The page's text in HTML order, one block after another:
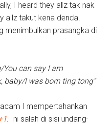
I heard they allz tak nak
allz takut kena denda.
menimbulkan prasangka di
You can say I am
baby/I was born ting tong”
I mempertahankan
. Ini salah di sisi undang-